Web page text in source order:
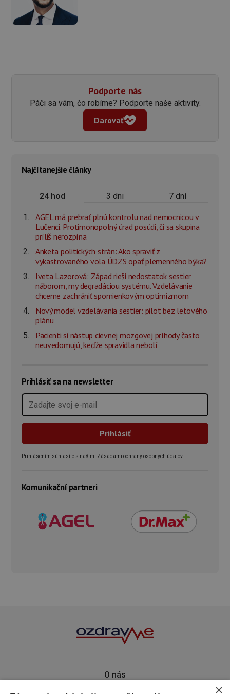
Podporte nás
Páči sa vám, čo robíme? Podporte naše aktivity.
Darovať
Najčítanejšie články
24 hod 3 dni 7 dní
AGEL má prebrať plnú kontrolu nad nemocnicou v
Lučenci. Protimonopolný úrad posúdi, či sa skupina
príliš nerozpína
Anketa politických strán: Ako spraviť z
vykastrovaného vola ÚDZS opäť plemenného býka?
Iveta Lazorová: Západ rieši nedostatok sestier
náborom, my degradáciou systému. Vzdelávanie
chceme zachrániť spomienkovým optimizmom
Nový model vzdelávania sestier: pilot bez letového
plánu
Pacienti si nástup cievnej mozgovej príhody často
neuvedomujú, keďže spravidla nebolí
Prihlásiť sa na newsletter
Prihlásením súhlasíte s našimi Zásadami ochrany osobných údajov.
Komunikační partneri
O nás
×